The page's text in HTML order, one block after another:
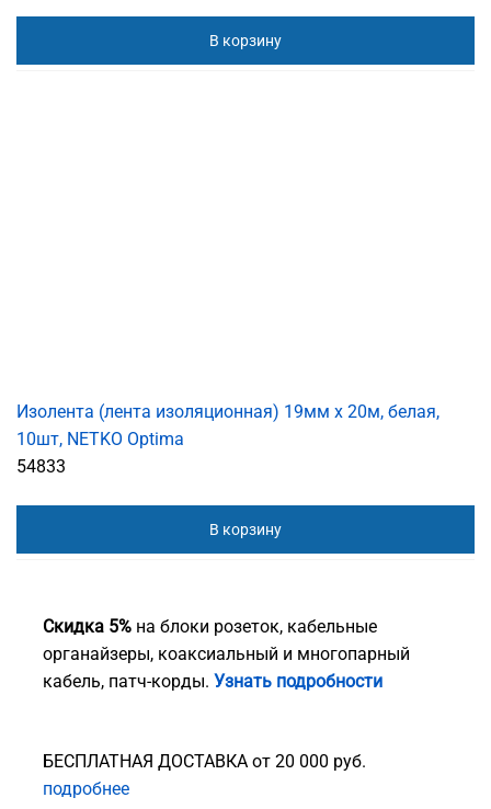
В корзину
Изолента (лента изоляционная) 19мм х 20м, белая,
10шт, NETKO Optima
54833
В корзину
Скидка 5% на блоки розеток, кабельные
органайзеры, коаксиальный и многопарный
кабель, патч-корды. Узнать подробности
БЕСПЛАТНАЯ ДОСТАВКА от 20 000 руб.
подробнее